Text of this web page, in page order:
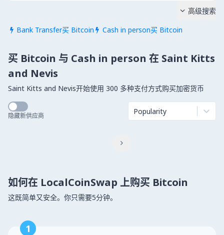
 Bank Transfer买 Bitcoin  Cash in person买 Bitcoin
 高级搜索
买 Bitcoin 与 Cash in person 在 Saint Kitts
and Nevis
Saint Kitts and Nevis开始使用 300 多种支付方式购买加密货币
隐藏新供应商 Popularity

如何在 LocalCoinSwap 上购买 Bitcoin
这既简单又安全。你只需要5分钟。
1